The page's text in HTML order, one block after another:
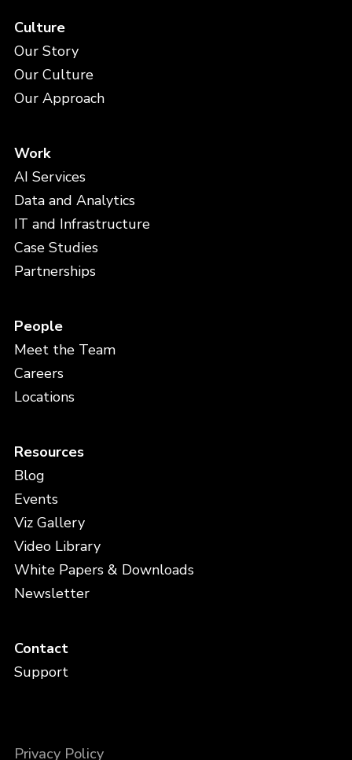
Culture
Our Story
Our Culture
Our Approach
Work
AI Services
Data and Analytics
IT and Infrastructure
Case Studies
Partnerships
People
Meet the Team
Careers
Locations
Resources
Blog
Events
Viz Gallery
Video Library
White Papers & Downloads
Newsletter
Contact
Support
Privacy Policy